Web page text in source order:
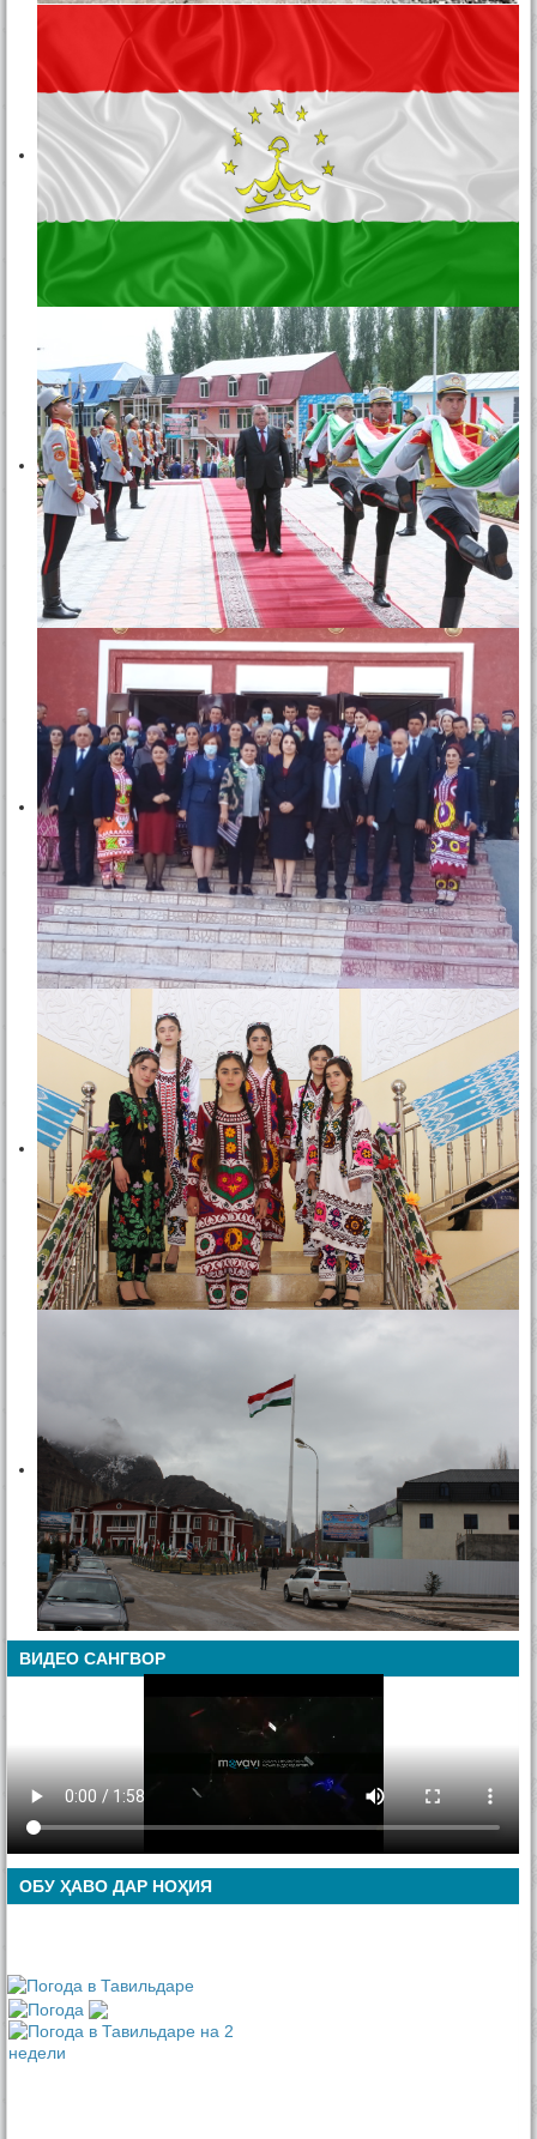
ВИДЕО САНГВОР
ОБУ ҲАВО ДАР НОҲИЯ